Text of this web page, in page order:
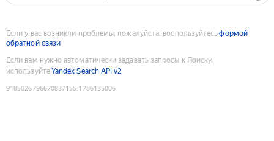
Если у вас возникли проблемы, пожалуйста, воспользуйтесьформой
обратной связи
Если вам нужно автоматически задавать запросы к Поиску,
используйтеYandex Search API v2
9185026796670837155:1786135006